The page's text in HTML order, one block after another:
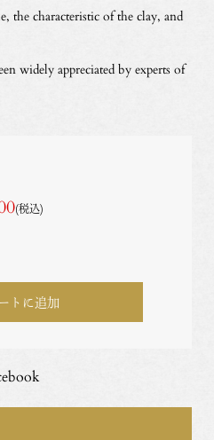
the characteristic of the clay, and
widely appreciated by experts of
(税込)